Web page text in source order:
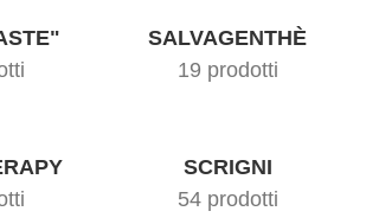
SALVAGENTHÈ
19 prodotti
SCRIGNI
54 prodotti